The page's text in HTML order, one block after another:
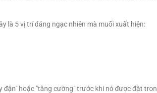
là 5 vị trí đáng ngạc nhiên mà muối xuất hiện:
hoặc "tăng cường" trước khi nó được đặt